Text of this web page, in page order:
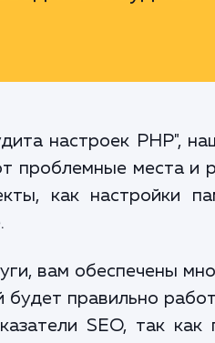
настроек PHP",
проблемные места
как настройки
вам обеспечены
будет правильно
SEO, так